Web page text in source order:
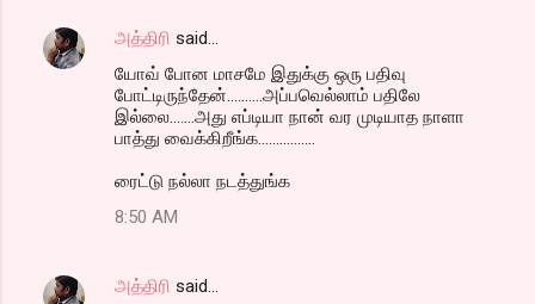
அத்திரி said…
யோவ் போன மாசமே இதுக்கு ஒரு பதிவு
போட்டிருந்தேன்..........அப்பவெல்லாம் பதிலே
இல்லை.......அது எப்டியா நான் வர முடியாத நாளா
பாத்து வைக்கிறீங்க................
ரைட்டு நல்லா நடத்துங்க
8:50 AM
அத்திரி said…